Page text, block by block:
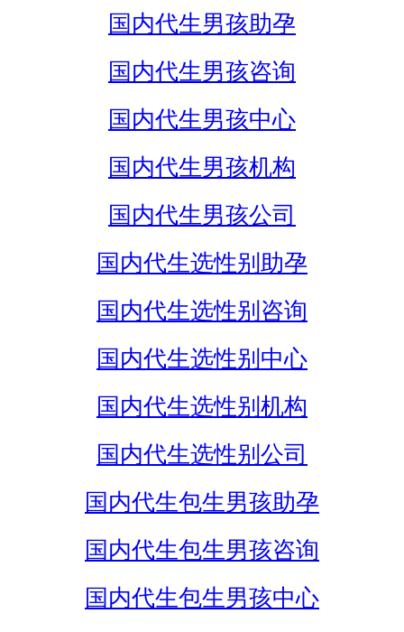
国内代生男孩助孕
国内代生男孩咨询
国内代生男孩中心
国内代生男孩机构
国内代生男孩公司
国内代生选性别助孕
国内代生选性别咨询
国内代生选性别中心
国内代生选性别机构
国内代生选性别公司
国内代生包生男孩助孕
国内代生包生男孩咨询
国内代生包生男孩中心